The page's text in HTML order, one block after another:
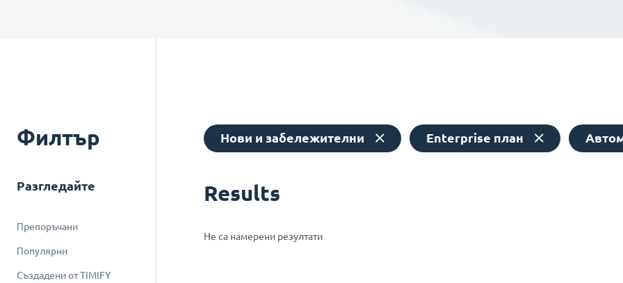
Филтър
Разгледайте
Препоръчани
Популярни
Създадени от TIMIFY
Нови и забележителни Enterprise план
Results
Не са намерени резултати